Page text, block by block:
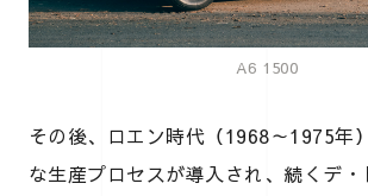
A6 1500
その後、ロエン時代（1968～1975年
な生産プロセスが導入され、続くデ